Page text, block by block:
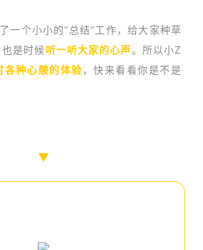
一个小小的“总结”工作，给大家种草
是时候听一听大家的心声。所以小Z
各种心酸的体验，快来看看你是不是
▼